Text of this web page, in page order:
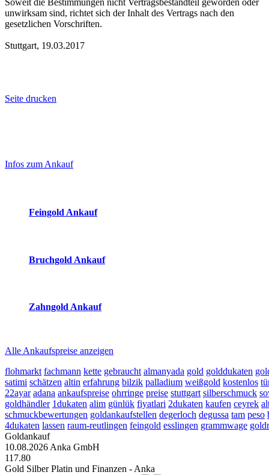
unwirksam sind, richtet sich der Inhalt des Vertrags nach den
gesetzlichen Vorschriften.
Stuttgart, 19.03.2017
Seite drucken
Sidebar
Infos zum Ankauf
Feingold Ankauf
Bruchgold Ankauf
Zahngold Ankauf
Alle Ankaufspreise anzeigen
flohmarkt fachmann kette gebraucht almanyada gold golddukaten
satimi schätzen altin erfahrung bilzik palladium weißgold kostenlos
22ayar adana ankaufspreise ohrringe preise stuttgart silberschmuck
goldhändler 1dukaten alim günlük fiyatlari 2dukaten kaufen ceyrek
schmuckbewertungen goldankaufstellen degerloch degussa tam peso
4dukaten lassen raum-reutlingen feingold esslingen grammwage
Goldankauf
10.08.2026Anka GmbH
117.80
Gold Silber Platin und Finanzen - Anka